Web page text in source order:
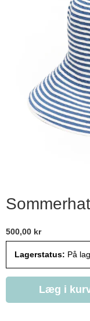
500,00 kr
Lagerstatus: På
Læg i